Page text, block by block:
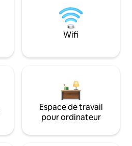
Wifi
Espace de travail
pour ordinateur